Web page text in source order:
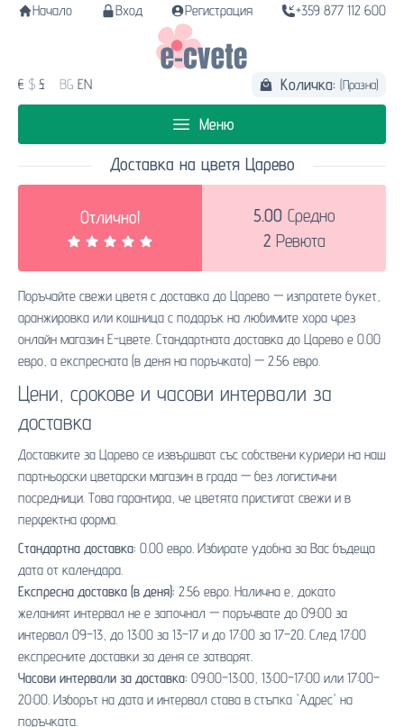
Начало Вход Регистрация +359 877 112 600
€ $ £ BG EN Количка: (Празна)
Меню
Доставка на цветя Царево
Отлично! 5.00Средно
2Ревюта
Поръчайте свежи цветя с доставка до Царево — изпратете букет,
аранжировка или кошница с подарък на любимите хора чрез
онлайн магазин Е-цвете. Стандартната доставка до Царево е 0.00
евро, а експресната (в деня на поръчката) — 2.56 евро.
Цени, срокове и часови интервали за
доставка
Доставките за Царево се извършват със собствени куриери на наш
партньорски цветарски магазин в града — без логистични
посредници. Това гарантира, че цветята пристигат свежи и в
перфектна форма.
Стандартна доставка: 0.00 евро. Избирате удобна за Вас бъдеща
дата от календара.
Експресна доставка (в деня): 2.56 евро. Налична е, докато
желаният интервал не е започнал — поръчвате до 09:00 за
интервал 09–13, до 13:00 за 13–17 и до 17:00 за 17–20. След 17:00
експресните доставки за деня се затварят.
Часови интервали за доставка: 09:00–13:00, 13:00–17:00 или 17:00–
20:00. Изборът на дата и интервал става в стъпка 'Адрес' на
поръчката.